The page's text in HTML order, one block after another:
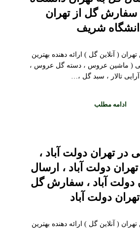
گل از تهران
شریف
( آنلاین گل ) ارائه دهنده بهترین
( ماشین عروس ، دسته گل عروس ،
تالار ، سبد گل ،…
ادامه مطلب
تهران دولت آباد ،
دولت آباد ، ارسال
دولت آباد ، سفارش گل
تهران دولت آباد
( آنلاین گل ) ارائه دهنده بهترین